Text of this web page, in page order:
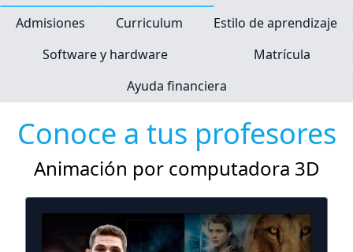
Admisiones
Curriculum
Estilo de aprendizaje
Software y hardware
Matrícula
Ayuda financiera
Conoce a tus profesores
Animación por computadora 3D